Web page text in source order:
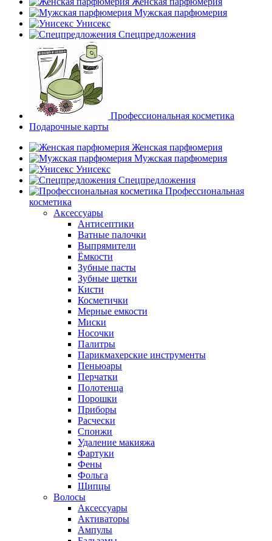
Мужская парфюмерия
Унисекс
Спецпредложения
Профессиональная косметика
Подарочные карты
Женская парфюмерия
Мужская парфюмерия
Унисекс
Спецпредложения
Профессиональная
косметика
Аксессуары
Антисептики
Ватные палочки
Выпрямители
Ёмкости
Зубные пасты
Зубные щетки
Кисти
Косметички
Мерные емкости
Миски
Носочки
Палитры
Парикмахерские инструменты
Пеньюары
Перчатки
Полотенца
Порошки
Приборы
Расчески
Спонжи
Удаление макияжа
Фартуки
Фены
Фольга
Щипцы
Волосы
Аксессуары
Активаторы
Ампулы